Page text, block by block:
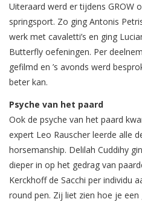
Uiteraard werd er tijdens GROW
springsport. Zo ging Antonis
werk met cavaletti’s en ging
Butterfly oefeningen. Per
gefilmd en ’s avonds werd
beter kan.
Psyche van het paard
Ook de psyche van het paard
expert Leo Rauscher leerde alle
horsemanship. Delilah Cuddihy
dieper in op het gedrag van
Kerckhoff de Sacchi per individu
round pen. Zij liet zien hoe je